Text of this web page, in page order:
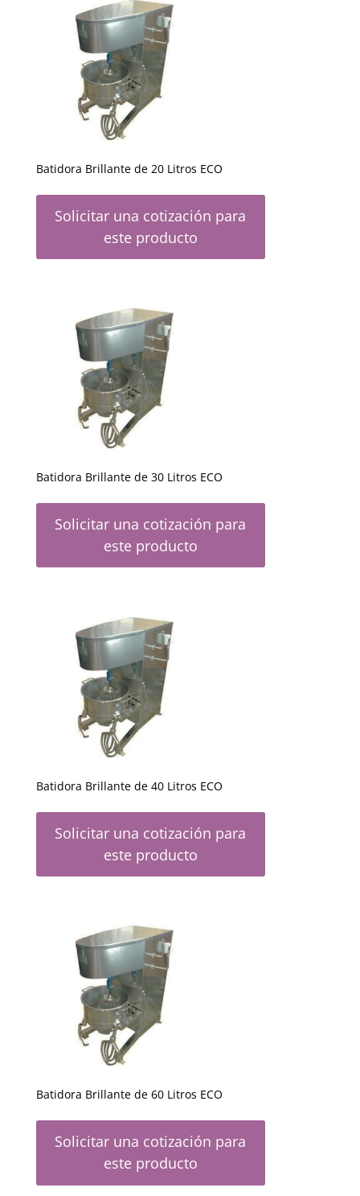
Batidora Brillante de 20 Litros ECO
Solicitar una cotización para
este producto
Batidora Brillante de 30 Litros ECO
Solicitar una cotización para
este producto
Batidora Brillante de 40 Litros ECO
Solicitar una cotización para
este producto
Batidora Brillante de 60 Litros ECO
Solicitar una cotización para
este producto